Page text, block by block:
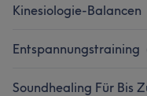
Kinesiologie-Balancen
Entspannungstraining
Soundhealing Für Bis